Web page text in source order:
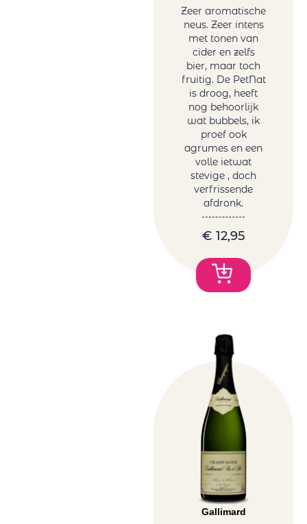
Zeer aromatische
neus. Zeer intens
met tonen van
cider en zelfs
bier, maar toch
fruitig. De PetNat
is droog, heeft
nog behoorlijk
wat bubbels, ik
proef ook
agrumes en een
volle ietwat
stevige , doch
verfrissende
afdronk.
€ 12,95
Gallimard